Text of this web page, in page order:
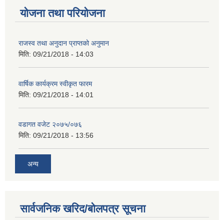
योजना तथा परियोजना
राजस्व तथा अनुदान प्राप्तको अनुमान
मिति: 09/21/2018 - 14:03
वार्षिक कार्यक्रम स्वीकृत फारम
मिति: 09/21/2018 - 14:01
वडागत वजेट २०७५/०७६
मिति: 09/21/2018 - 13:56
अन्य
सार्वजनिक खरिद/बोलपत्र सूचना